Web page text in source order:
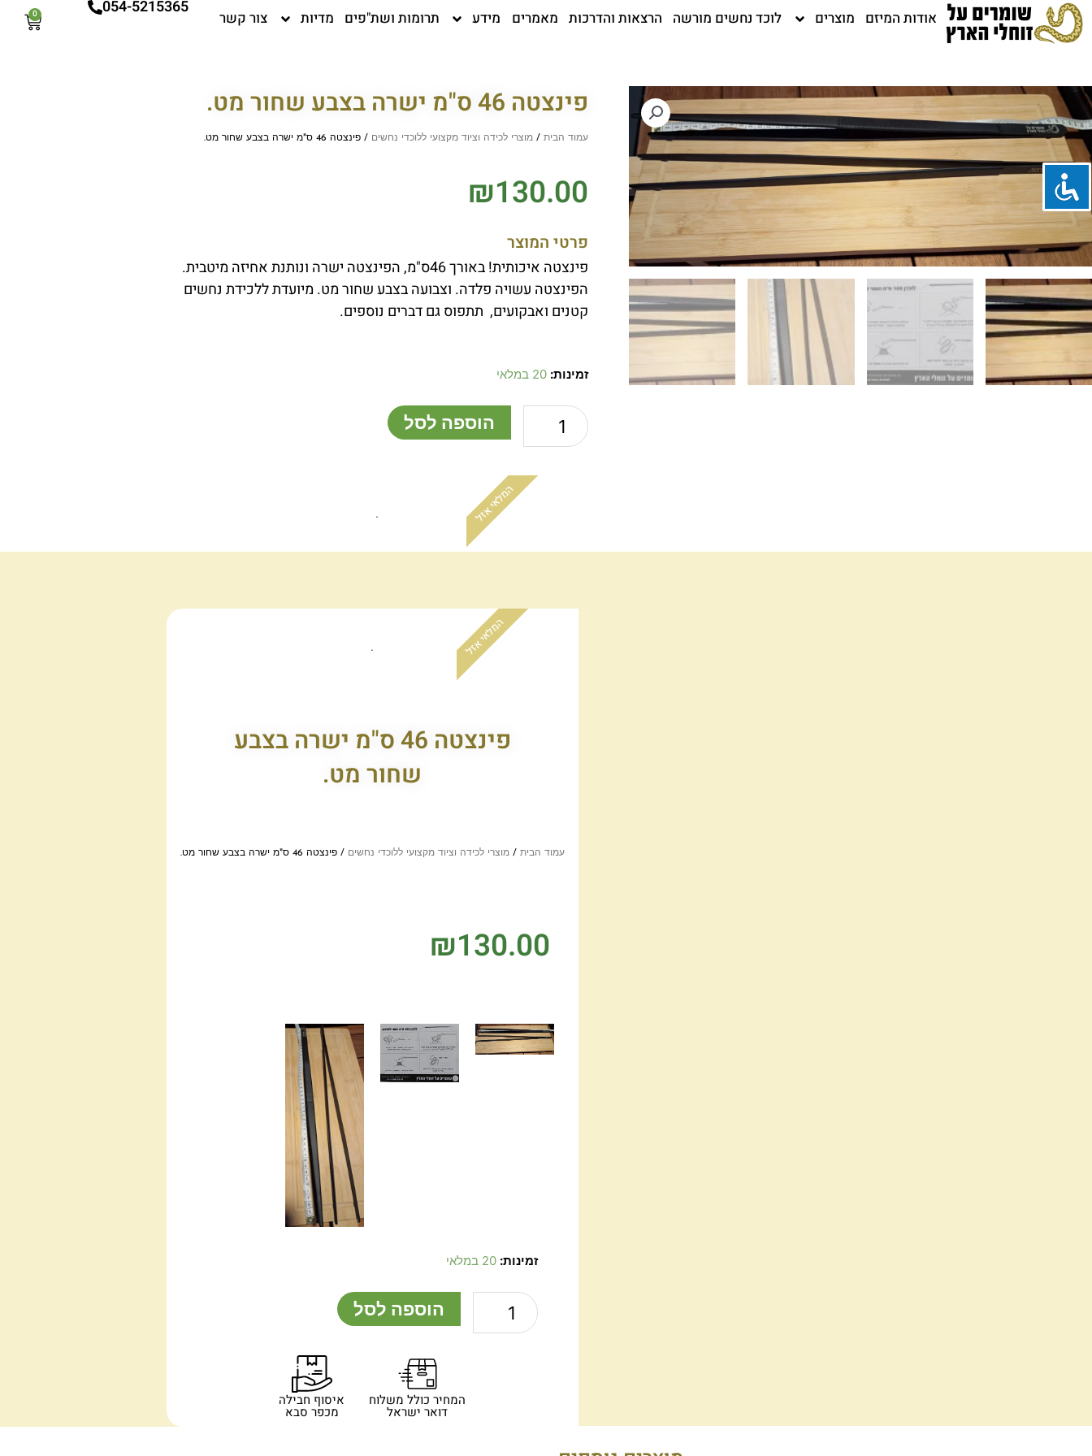
דילוג
לתוכן
אודות המיזם מוצרים לוכד נחשים מורשה הרצאות והדרכות מאמרים מידע תרומות ושת"פים מדיות צור קשר
054-5215365
0
עגלת
קניות
פינצטה 46 ס"מ ישרה בצבע שחור מט.
עמוד הבית / מוצרי לכידה וציוד מקצועי ללוכדי נחשים / פינצטה 46 ס"מ ישרה בצבע שחור מט.
₪130.00
פרטי המוצר
פינצטה איכותית! באורך 46ס"מ, הפינצטה ישרה ונותנת אחיזה מיטבית.
הפינצטה עשויה פלדה. וצבועה בצבע שחור מט. מיועדת ללכידת נחשים
קטנים ואבקועים, תתפוס גם דברים נוספים.
זמינות: 20 במלאי
כמות
פינצטה
46
ס"מ
הוספה לסל
. המלאי אזל
. המלאי אזל
פינצטה 46 ס"מ ישרה בצבע
שחור מט.
עמוד הבית /מוצרי לכידה וציוד מקצועי ללוכדי נחשים / פינצטה 46 ס"מ ישרה בצבע שחור מט.
₪130.00
זמינות: 20 במלאי
כמות
פינצטה
46
ס"מ
הוספה לסל
המחיר כולל משלוח
דואר ישראל
איסוף חבילה
מכפר סבא